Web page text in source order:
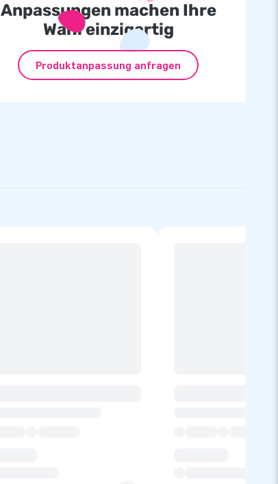
Anpassungen machen Ihre
Wahl einzigartig
Produktanpassung anfragen